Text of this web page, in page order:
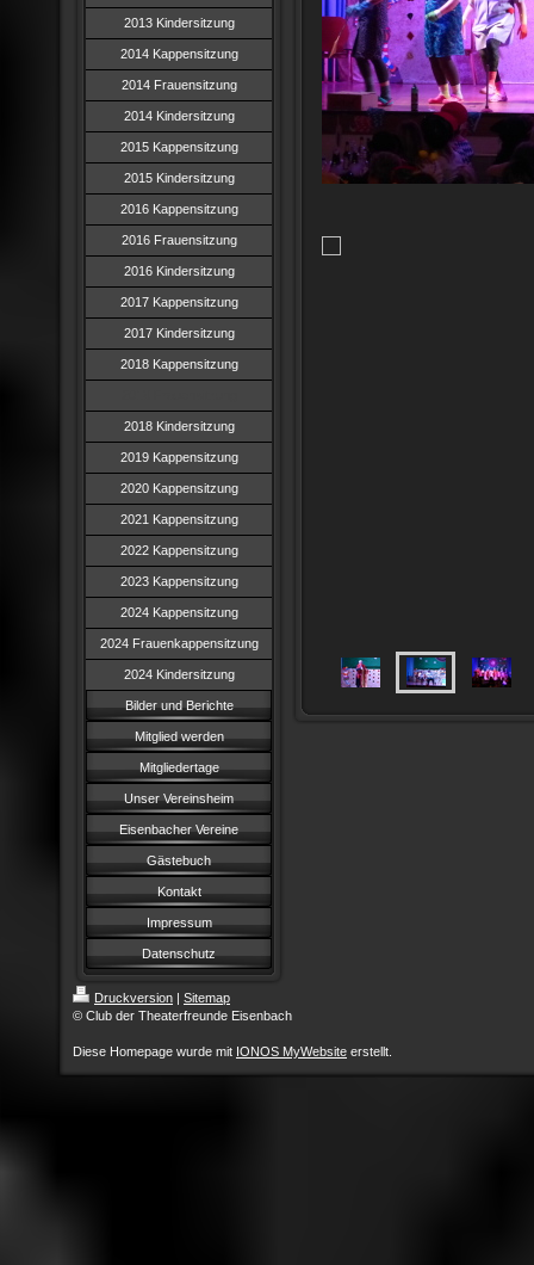
2013 Kindersitzung
2014 Kappensitzung
2014 Frauensitzung
2014 Kindersitzung
2015 Kappensitzung
2015 Kindersitzung
2016 Kappensitzung
2016 Frauensitzung
2016 Kindersitzung
2017 Kappensitzung
2017 Kindersitzung
2018 Kappensitzung
2018 Kindersitzung
2019 Kappensitzung
2020 Kappensitzung
2021 Kappensitzung
2022 Kappensitzung
2023 Kappensitzung
2024 Kappensitzung
2024 Frauenkappensitzung
2024 Kindersitzung
Bilder und Berichte
Mitglied werden
Mitgliedertage
Unser Vereinsheim
Eisenbacher Vereine
Gästebuch
Kontakt
Impressum
Datenschutz
Druckversion | Sitemap
© Club der Theaterfreunde Eisenbach
Diese Homepage wurde mit IONOS MyWebsite erstellt.